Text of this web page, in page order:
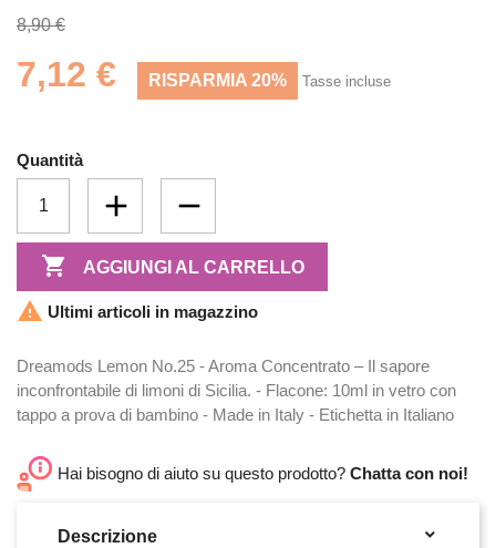
8,90 €
7,12 € RISPARMIA 20% Tasse incluse
Quantità
 AGGIUNGI AL CARRELLO
 Ultimi articoli in magazzino
Dreamods Lemon No.25 - Aroma Concentrato – Il sapore
inconfrontabile di limoni di Sicilia. - Flacone: 10ml in vetro con
tappo a prova di bambino - Made in Italy - Etichetta in Italiano
Hai bisogno di aiuto su questo prodotto? Chatta con noi!
Descrizione 